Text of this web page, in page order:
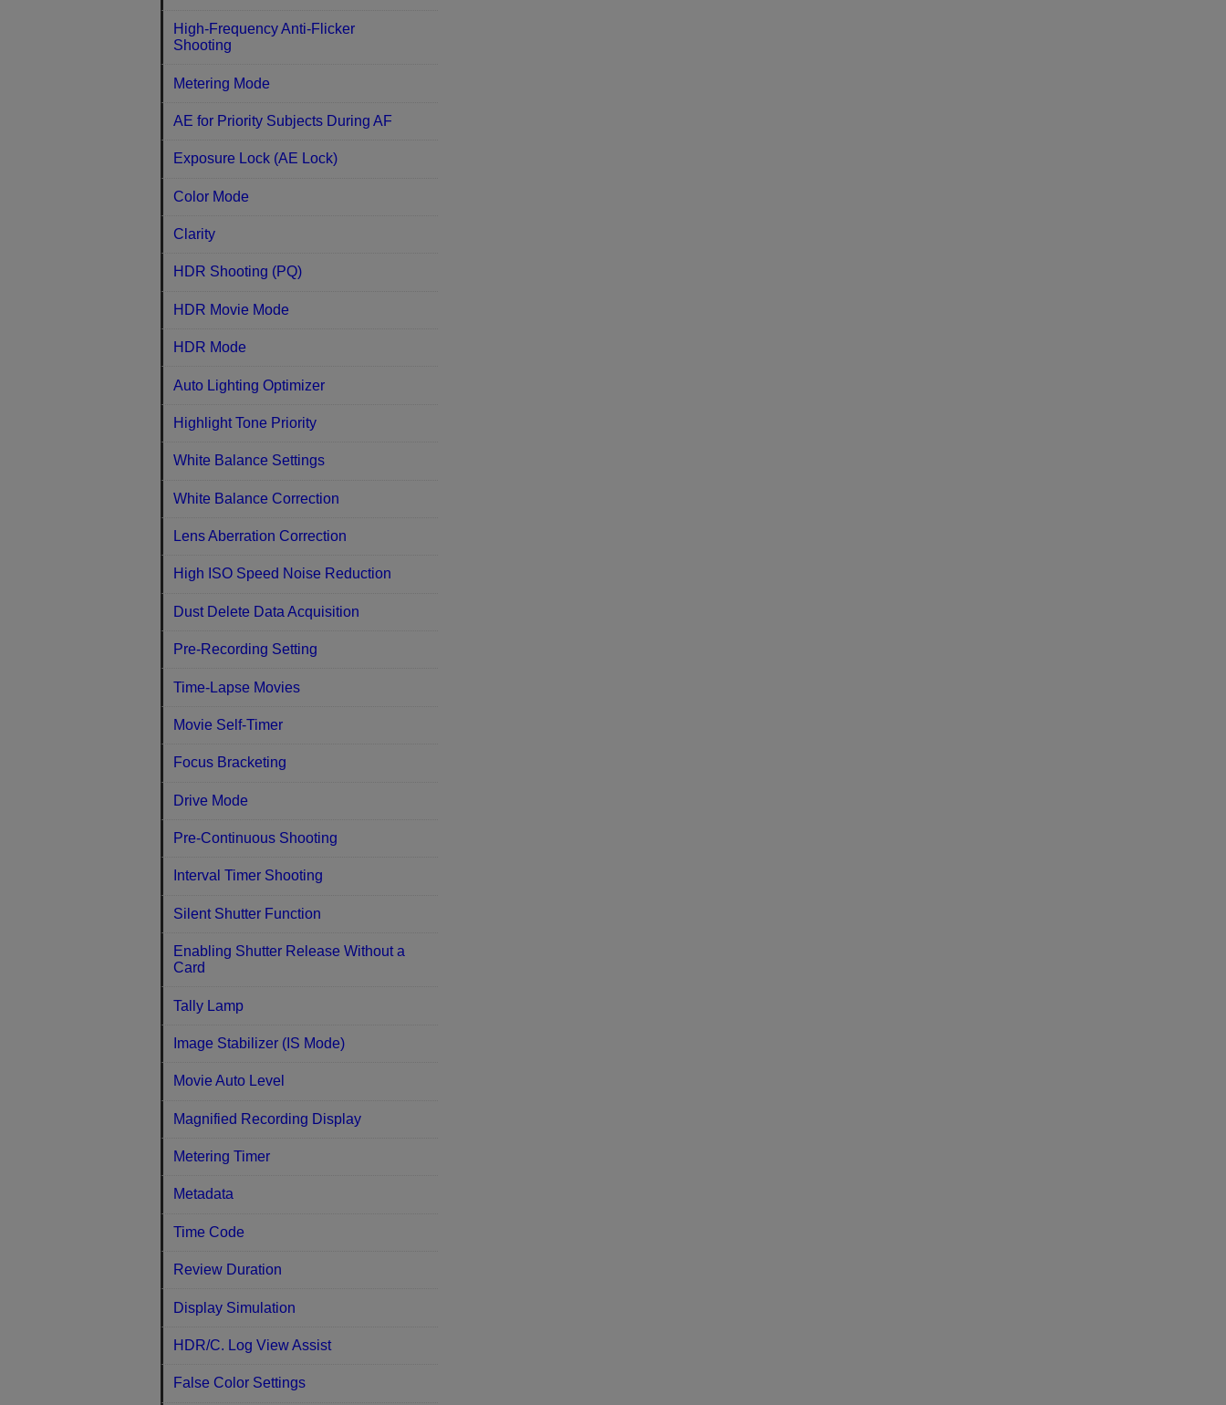
High-Frequency Anti-Flicker
Shooting
Metering Mode
AE for Priority Subjects During AF
Exposure Lock (AE Lock)
Color Mode
Clarity
HDR Shooting (PQ)
HDR Movie Mode
HDR Mode
Auto Lighting Optimizer
Highlight Tone Priority
White Balance Settings
White Balance Correction
Lens Aberration Correction
High ISO Speed Noise Reduction
Dust Delete Data Acquisition
Pre-Recording Setting
Time-Lapse Movies
Movie Self-Timer
Focus Bracketing
Drive Mode
Pre-Continuous Shooting
Interval Timer Shooting
Silent Shutter Function
Enabling Shutter Release Without a
Card
Tally Lamp
Image Stabilizer (IS Mode)
Movie Auto Level
Magnified Recording Display
Metering Timer
Metadata
Time Code
Review Duration
Display Simulation
HDR/C. Log View Assist
False Color Settings